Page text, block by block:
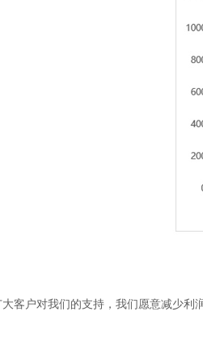
客户对我们的支持，我们愿意减少利